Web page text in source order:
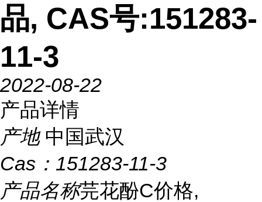
品, CAS号:151283-
11-3
2022-08-22
产品详情
产地 中国武汉
Cas： 151283-11-3
产品名称芫花酚C价格,